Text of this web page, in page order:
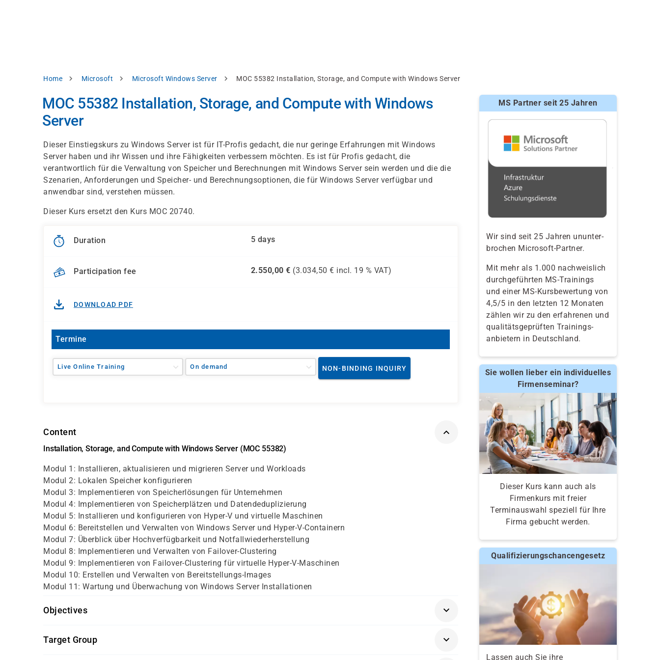
Breadcrumb
Home Microsoft Microsoft Windows Server MOC 55382 Installation, Storage, and Compute with Windows Server
MOC 55382 Installation, Storage, and Compute with Windows
Server
Dieser Einstiegskurs zu Windows Server ist für IT-Profis gedacht, die nur geringe Erfahrungen mit Windows
Server haben und ihr Wissen und ihre Fähigkeiten verbessern möchten. Es ist für Profis gedacht, die
verantwortlich für die Verwaltung von Speicher und Berechnungen mit Windows Server sein werden und die die
Szenarien, Anforderungen und Speicher- und Berechnungsoptionen, die für Windows Server verfügbar und
anwendbar sind, verstehen müssen.
Dieser Kurs ersetzt den Kurs MOC 20740.
Duration 5 days
Participation fee 2.550,00 € (3.034,50 € incl. 19 % VAT)
DOWNLOAD PDF
Termine
Live Online Training On demand NON-BINDING INQUIRY
Content
Installation, Storage, and Compute with Windows Server (MOC 55382)
Modul 1: Installieren, aktualisieren und migrieren Server und Workloads
Modul 2: Lokalen Speicher konfigurieren
Modul 3: Implementieren von Speicherlösungen für Unternehmen
Modul 4: Implementieren von Speicherplätzen und Datendeduplizierung
Modul 5: Installieren und konfigurieren von Hyper-V und virtuelle Maschinen
Modul 6: Bereitstellen und Verwalten von Windows Server und Hyper-V-Containern
Modul 7: Überblick über Hochverfügbarkeit und Notfallwiederherstellung
Modul 8: Implementieren und Verwalten von Failover-Clustering
Modul 9: Implementieren von Failover-Clustering für virtuelle Hyper-V-Maschinen
Modul 10: Erstellen und Verwalten von Bereitstellungs-Images
Modul 11: Wartung und Überwachung von Windows Server Installationen
Objectives
ein grundlegendes Verständnis der Netzwerkgrundlagen
ein Bewusstsein und Verständnis für Sicherheitsrichtlinien
Target Group
MS Partner seit 25 Jahren
Wir sind seit 25 Jahren ununter-
brochen Microsoft-Partner.
Mit mehr als 1.000 nachweislich
durchgeführten MS-Trainings
und einer MS-Kursbewertung von
4,5/5 in den letzten 12 Monaten
zählen wir zu den erfahrenen und
qualitäts­geprüften Trainings­
anbietern in Deutschland.
Sie wollen lieber ein individuelles
Firmenseminar?
Dieser Kurs kann auch als
Firmenkurs mit freier
Terminauswahl speziell für Ihre
Firma gebucht werden.
Qualifizierungschancengesetz
Lassen auch Sie ihre